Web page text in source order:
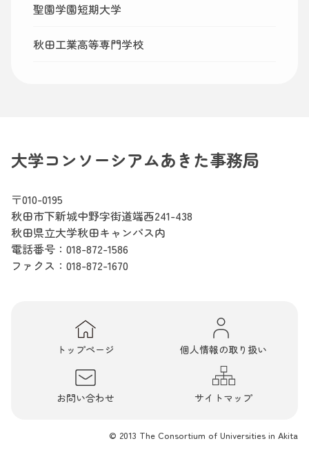
聖園学園短期大学
秋田工業高等専門学校
大学コンソーシアムあきた事務局
〒010-0195
秋田市下新城中野字街道端西241-438
秋田県立大学秋田キャンパス内
電話番号： 018-872-1586
ファクス：018-872-1670
トップページ
お問い合わせ
個人情報の取り扱い
サイトマップ
© 2013 The Consortium of Universities in Akita